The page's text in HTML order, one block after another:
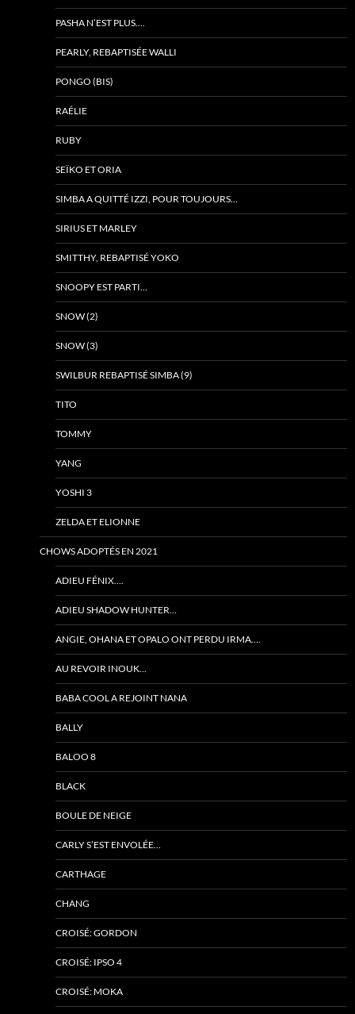
PASHA N’EST PLUS….
PEARLY, REBAPTISÉE WALLI
PONGO (BIS)
RAÉLIE
RUBY
SEÏKO ET ORIA
SIMBA A QUITTÉ IZZI, POUR TOUJOURS…
SIRIUS ET MARLEY
SMITTHY, REBAPTISÉ YOKO
SNOOPY EST PARTI…
SNOW (2)
SNOW (3)
SWILBUR REBAPTISÉ SIMBA (9)
TITO
TOMMY
YANG
YOSHI 3
ZELDA ET ELIONNE
CHOWS ADOPTÉS EN 2021
ADIEU FÉNIX….
ADIEU SHADOW HUNTER…
ANGIE, OHANA ET OPALO ONT PERDU IRMA….
AU REVOIR INOUK…
BABA COOL A REJOINT NANA
BALLY
BALOO 8
BLACK
BOULE DE NEIGE
CARLY S’EST ENVOLÉE…
CARTHAGE
CHANG
CROISÉ: GORDON
CROISÉ: IPSO 4
CROISÉ: MOKA